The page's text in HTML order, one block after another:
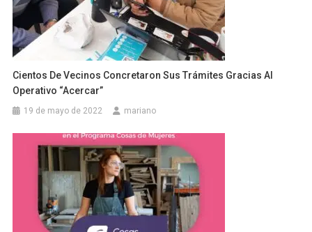
Cientos De Vecinos Concretaron Sus Trámites Gracias Al
Operativo “Acercar”
19 de mayo de 2022 mariano